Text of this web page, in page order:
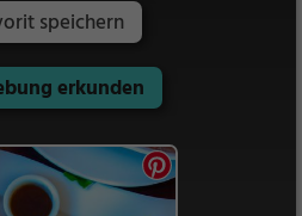
speichern
erkunden